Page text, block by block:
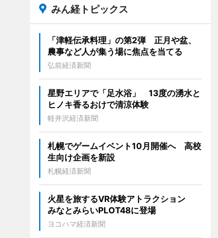
みん経トピックス
「津軽伝承料理」の第2弾 正月や盆、
農事など人が集う場に焦点を当てる
弘前経済新聞
星野エリアで「足水浴」 13度の湧水と
ヒノキ香るおけで清涼体験
軽井沢経済新聞
札幌でゲームイベント10月開催へ 高校
生向け企画を新設
札幌経済新聞
火星を旅するVR体験アトラクション
みなとみらいPLOT48に登場
ヨコハマ経済新聞